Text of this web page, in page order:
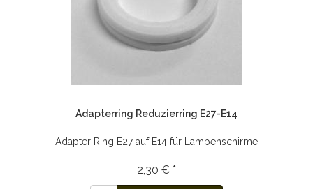
Adapterring Reduzierring E27-E14
Adapter Ring E27 auf E14 für Lampenschirme
2,30 € *